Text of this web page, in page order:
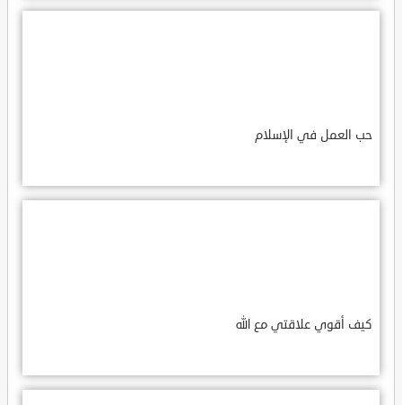
حب العمل في الإسلام
كيف أقوي علاقتي مع الله